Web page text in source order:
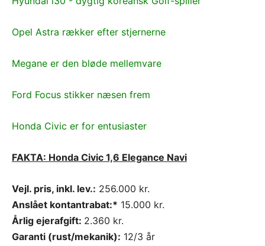
Opel Astra rækker efter stjernerne
Megane er den bløde mellemvare
Ford Focus stikker næsen frem
Honda Civic er for entusiaster
FAKTA: Honda Civic 1,6 Elegance Navi
Vejl. pris, inkl. lev.: 256.000 kr.
Anslået kontantrabat:* 15.000 kr.
Årlig ejerafgift: 2.360 kr.
Garanti (rust/mekanik): 12/3 år